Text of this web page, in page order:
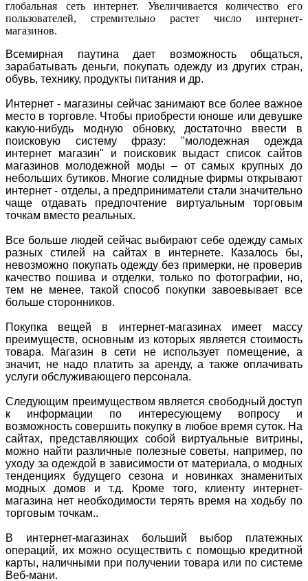
глобальная сеть интернет. Увеличивается количество его
пользователей, стремительно растет число интернет-
магазинов.
Всемирная паутина дает возможность общаться,
зарабатывать деньги, покупать одежду из других стран,
обувь, технику, продукты питания и др.
Интернет - магазины сейчас занимают все более важное
место в торговле. Чтобы приобрести юноше или девушке
какую-нибудь модную обновку, достаточно ввести в
поисковую систему фразу: "молодежная одежда
интернет магазин" и поисковик выдаст список сайтов
магазинов молодежной моды – от самых крупных до
небольших бутиков. Многие солидные фирмы открывают
интернет - отделы, а предприниматели стали значительно
чаще отдавать предпочтение виртуальным торговым
точкам вместо реальных.
Все больше людей сейчас выбирают себе одежду самых
разных стилей на сайтах в интернете. Казалось бы,
невозможно покупать одежду без примерки, не проверив
качество пошива и отделки, только по фотографии, но,
тем не менее, такой способ покупки завоевывает все
больше сторонников.
Покупка вещей в интернет-магазинах имеет массу
преимуществ, основным из которых является стоимость
товара. Магазин в сети не использует помещение, а
значит, не надо платить за аренду, а также оплачивать
услуги обслуживающего персонала.
Следующим преимуществом является свободный доступ
к информации по интересующему вопросу и
возможность совершить покупку в любое время суток. На
сайтах, представляющих собой виртуальные витрины,
можно найти различные полезные советы, например, по
уходу за одеждой в зависимости от материала, о модных
тенденциях будущего сезона и новинках знаменитых
модных домов и т.д. Кроме того, клиенту интернет-
магазина нет необходимости терять время на ходьбу по
торговым точкам..
В интернет-магазинах больший выбор платежных
операций, их можно осуществить с помощью кредитной
карты, наличными при получении товара или по системе
Веб-мани.